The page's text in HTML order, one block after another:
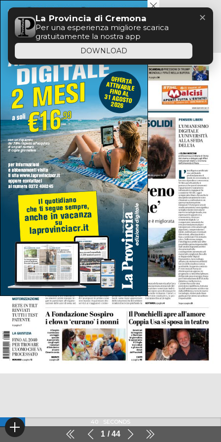
1 44
40 SECONDS
La Provincia di Cremona
Per una esperienza migliore scarica
gratuitamente la nostra app
DOWNLOAD
✕
Menu